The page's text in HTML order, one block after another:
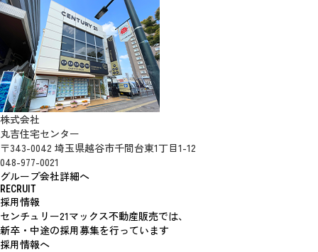
株式会社
丸吉住宅センター
〒343-0042 埼玉県越谷市千間台東1丁目1-12
048-977-0021
グループ会社詳細へ
RECRUIT
採用情報
センチュリー21マックス不動産販売では、
新卒・中途の採用募集を行っています
採用情報へ